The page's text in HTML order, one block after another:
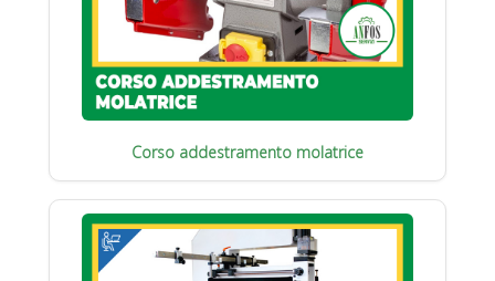
Corso addestramento molatrice